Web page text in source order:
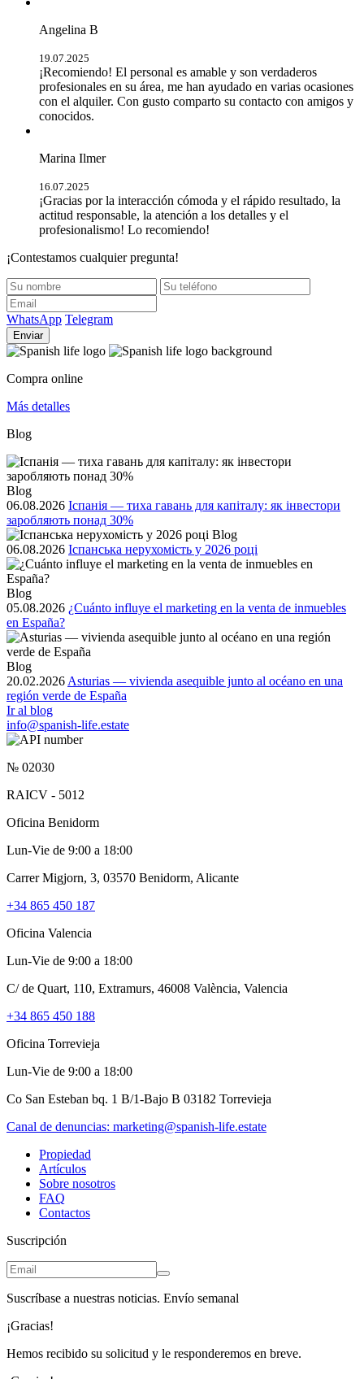
Angelina B
19.07.2025
¡Recomiendo! El personal es amable y son verdaderos
profesionales en su área, me han ayudado en varias ocasiones
con el alquiler. Con gusto comparto su contacto con amigos y
conocidos.
Marina Ilmer
16.07.2025
¡Gracias por la interacción cómoda y el rápido resultado, la
actitud responsable, la atención a los detalles y el
profesionalismo! Lo recomiendo!
¡Contestamos cualquier pregunta!
WhatsApp Telegram
Enviar
Compra online
Más detalles
Blog
Blog
06.08.2026 Іспанія — тиха гавань для капіталу: як інвестори
заробляють понад 30%
Blog
06.08.2026 Іспанська нерухомість у 2026 році
Blog
05.08.2026 ¿Cuánto influye el marketing en la venta de inmuebles
en España?
Blog
20.02.2026 Asturias — vivienda asequible junto al océano en una
región verde de España
Ir al blog
info@spanish-life.estate
№ 02030
RAICV - 5012
Oficina Benidorm
Lun-Vie de 9:00 a 18:00
Carrer Migjorn, 3, 03570 Benidorm, Alicante
+34 865 450 187
Oficina Valencia
Lun-Vie de 9:00 a 18:00
C/ de Quart, 110, Extramurs, 46008 València, Valencia
+34 865 450 188
Oficina Torrevieja
Lun-Vie de 9:00 a 18:00
Co San Esteban bq. 1 B/1-Bajo B 03182 Torrevieja
Canal de denuncias: marketing@spanish-life.estate
Propiedad
Artículos
Sobre nosotros
FAQ
Contactos
Suscripción
Suscríbase a nuestras noticias. Envío semanal
¡Gracias!
Hemos recibido su solicitud y le responderemos en breve.